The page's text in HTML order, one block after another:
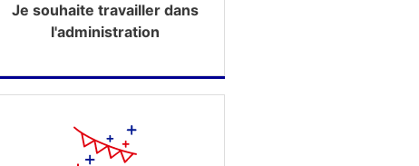
Je souhaite travailler dans
l'administration